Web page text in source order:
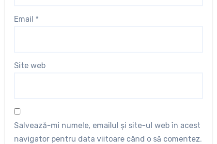
Email *
Site web
Salvează-mi numele, emailul și site-ul web în acest
navigator pentru data viitoare când o să comentez.